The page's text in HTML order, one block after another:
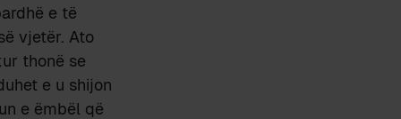
e të
vjetër. Ato
thonë se
e u shijon
e ëmbël që